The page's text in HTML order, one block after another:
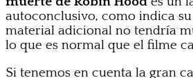
autoconclusivo, como indica
material adicional no tendría
lo que es normal que el filme
Si tenemos en cuenta la gran